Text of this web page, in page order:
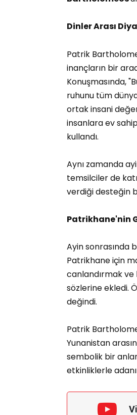
Dinler Arası
Patrik
inançların bir
Konuşmasında,
ruhunu tüm
ortak insani
insanlara ev
kullandı.
Aynı zamanda
temsilciler de
verdiği desteğin
Patrikhane'nin
Ayin sonrasında
Patrikhane için
canlandırmak ve
sözlerine ekledi.
değindi.
Patrik
Yunanistan
sembolik bir
etkinliklerle